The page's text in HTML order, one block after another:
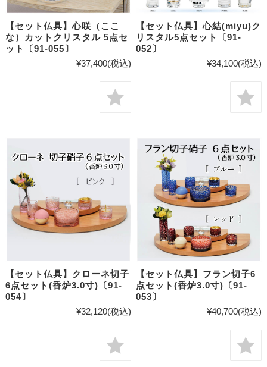
【セット仏具】心咲（ここ
な）カットクリスタル 5点セ
ット〔91-055〕
¥37,400(税込)
【セット仏具】心結(miyu)ク
リスタル5点セット〔91-
052〕
¥34,100(税込)
【セット仏具】クローネ切子
6点セット(香炉3.0寸)〔91-
054〕
¥32,120(税込)
【セット仏具】フラン切子6
点セット(香炉3.0寸)〔91-
053〕
¥40,700(税込)